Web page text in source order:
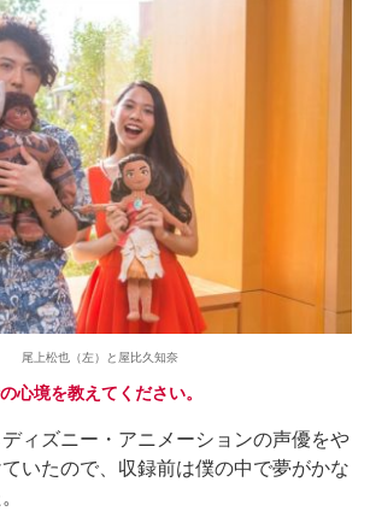
尾上松也（左）と屋比久知奈
心境を教えてください。
ィズニー・アニメーションの声優をや
いたので、収録前は僕の中で夢がかな